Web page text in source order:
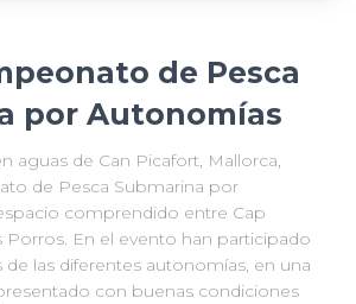
de Pesca
por Autonomías
aguas de Can Picafort, Mallorca,
de Pesca Submarina por
comprendido entre Cap
Porros. En el evento han participado
las diferentes autonomías, en una
con buenas condiciones